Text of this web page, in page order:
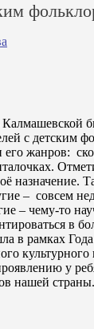
Калмашевской
с детским
его жанров:
назначение.
– совсем
– чему-то
в
в рамках
у
нашей страны.